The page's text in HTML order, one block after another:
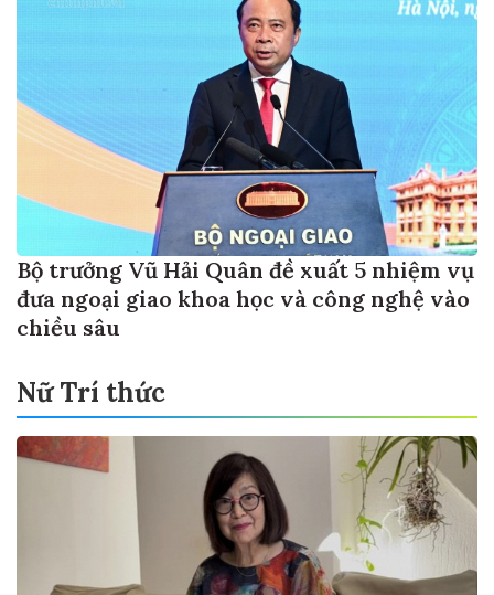
Bộ trưởng Vũ Hải Quân đề xuất 5 nhiệm vụ
đưa ngoại giao khoa học và công nghệ vào
chiều sâu
Nữ Trí thức